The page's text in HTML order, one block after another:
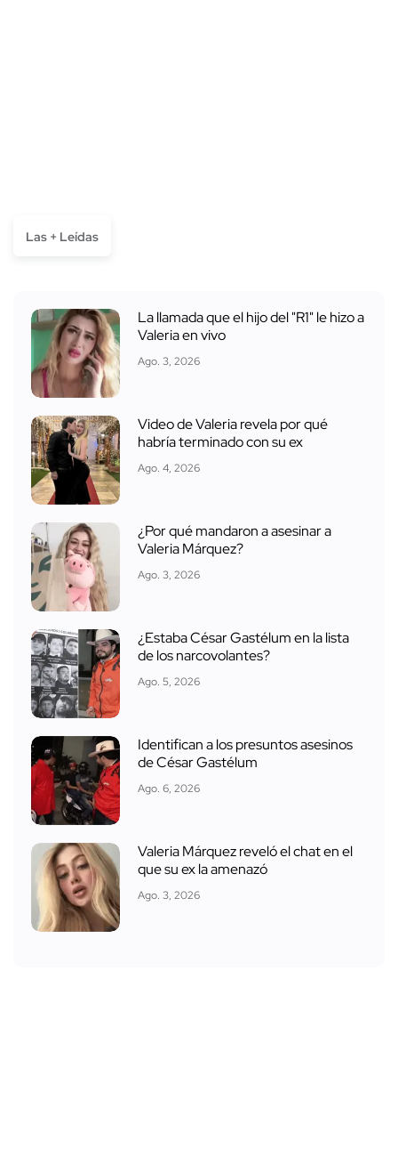
Las + Leídas
La llamada que el hijo del "R1" le hizo a
Valeria en vivo
Ago. 3, 2026
Video de Valeria revela por qué
habría terminado con su ex
Ago. 4, 2026
¿Por qué mandaron a asesinar a
Valeria Márquez?
Ago. 3, 2026
¿Estaba César Gastélum en la lista
de los narcovolantes?
Ago. 5, 2026
Identifican a los presuntos asesinos
de César Gastélum
Ago. 6, 2026
Valeria Márquez reveló el chat en el
que su ex la amenazó
Ago. 3, 2026